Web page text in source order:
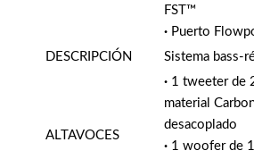
FST™
· Puerto
DESCRIPCIÓN
Sistema bass-
ALTAVOCES
· 1 tweeter de
material
desacoplado
· 1 woofer de